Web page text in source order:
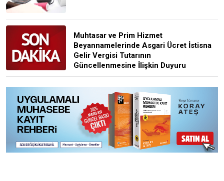
Muhtasar ve Prim Hizmet
Beyannamelerinde Asgari Ücret İstisna
Gelir Vergisi Tutarının
Güncellenmesine İlişkin Duyuru